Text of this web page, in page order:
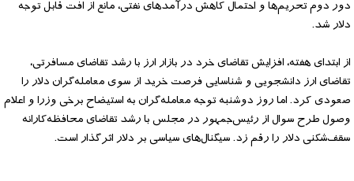
دور دوم تحریم‌ها و احتمال کاهش درآمدهای نفتی، مانع از افت قابل توجه
دلار شد.
از ابتدای هفته، افزایش تقاضای خرد در بازار ارز با رشد تقاضای مسافرتی،
تقاضای ارز دانشجویی و شناسایی فرصت خرید از سوی معامله‌گران دلار را
صعودی کرد. اما روز دوشنبه توجه معامله‌گران به استیضاح برخی وزرا و اعلام
وصول طرح سوال از رئیس‌جمهور در مجلس با رشد تقاضای محافظه‌کارانه
سقف‌شکنی دلار را رقم زد. سیگنال‌های سیاسی بر دلار اثرگذار است.